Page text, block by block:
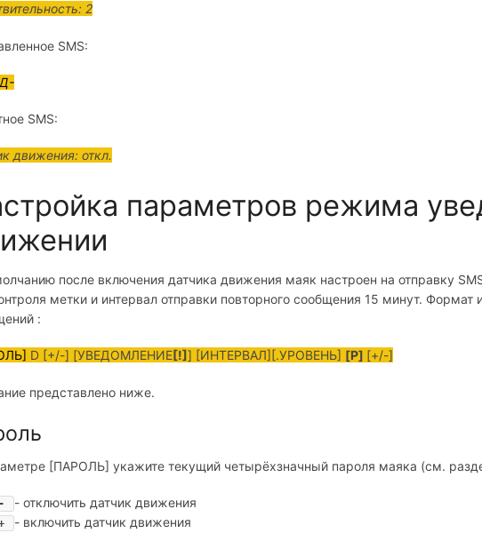
2
SMS:
Д-
SMS:
движения: откл.
параметров режима
после включения датчика движения маяк настроен на отправку
метки и интервал отправки повторного сообщения 15 минут.
:
D [+/-] [УВЕДОМЛЕНИЕ[!]] [ИНТЕРВАЛ][.УРОВЕНЬ] [P] [+/-]
представлено ниже.
[ПАРОЛЬ] укажите текущий четырёхзначный пароля маяка (см.
- - отключить датчик движения
- включить датчик движения